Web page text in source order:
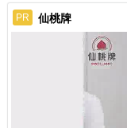
PR 仙桃牌